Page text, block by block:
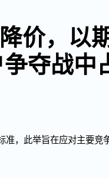
价，以
夺战中
准，此举旨在应对主要